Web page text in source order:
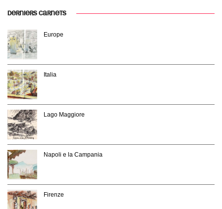
DERNIERS CARNETS
Europe
Italia
Lago Maggiore
Napoli e la Campania
Firenze